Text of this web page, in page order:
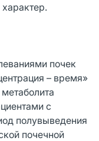
почек
– время»
с
полувыведения
почечной